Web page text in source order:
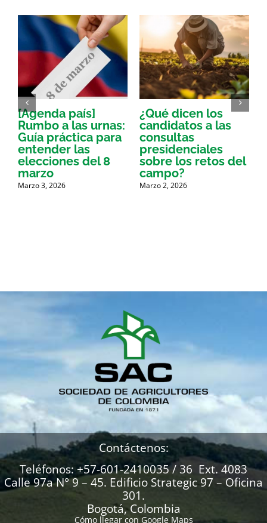
[Agenda país]
Rumbo a las urnas:
Guía práctica para
entender las
elecciones del 8
marzo
Marzo 3, 2026
¿Qué dicen los
candidatos a las
consultas
presidenciales
sobre los retos del
campo?
Marzo 2, 2026
Contáctenos:
Teléfonos: +57-601-2410035 / 36 Ext. 4083
Calle 97a N° 9 – 45. Edificio Strategic 97 – Oficina
301.
Bogotá, Colombia
Cómo llegar con Google Maps